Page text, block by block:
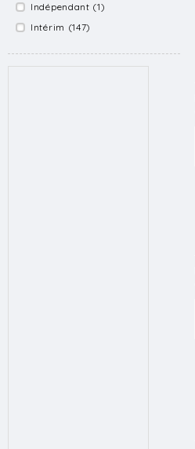
Indépendant (1)
Intérim (147)